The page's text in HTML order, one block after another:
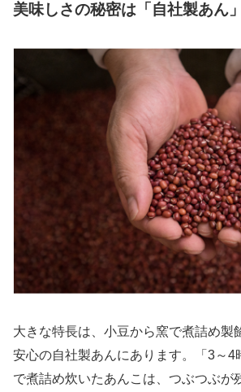
美味しさの秘密は「自社製あん」
大きな特長は、小豆から窯で煮詰め製
安心の自社製あんにあります。「3～4
で煮詰め炊いたあんこは、つぶつぶが